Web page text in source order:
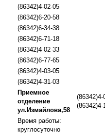
(86342)4-02-05
(86342)6-20-58
(86342)6-34-38
(86342)6-71-18
(86342)4-02-33
(86342)6-77-65
(86342)4-03-05
(86342)4-31-03
Приемное
отделение
ул.Измайлова,58
(86342)4-
(86342)4-
Время работы:
круглосуточно